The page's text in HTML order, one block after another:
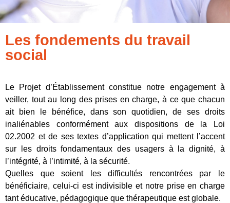
Les fondements du travail
social
Le Projet d’Établissement constitue notre engagement à
veiller, tout au long des prises en charge, à ce que chacun
ait bien le bénéfice, dans son quotidien, de ses droits
inaliénables conformément aux dispositions de la Loi
02.2002 et de ses textes d’application qui mettent l’accent
sur les droits fondamentaux des usagers à la dignité, à
l’intégrité, à l’intimité, à la sécurité.
Quelles que soient les difficultés rencontrées par le
bénéficiaire, celui-ci est indivisible et notre prise en charge
tant éducative, pédagogique que thérapeutique est globale.